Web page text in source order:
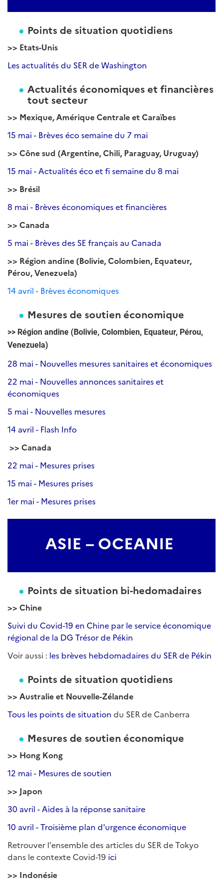
Points de situation quotidiens
>> Etats-Unis
Les actualités du SER de Washington
Actualités économiques et financières
tout secteur
>> Mexique, Amérique Centrale et Caraïbes
15 mai - Brèves éco semaine du 7 mai
>> Cône sud (Argentine, Chili, Paraguay, Uruguay)
15 mai - Actualités éco et fi semaine du 8 mai
>> Brésil
8 mai - Brèves économiques et financières
>> Canada
5 mai - Brèves des SE français au Canada
>> Région andine (Bolivie, Colombien, Equateur,
Pérou, Venezuela)
14 avril - Brèves économiques
Mesures de soutien économique
>> Région andine (Bolivie, Colombien, Equateur, Pérou,
Venezuela)
28 mai - Nouvelles mesures sanitaires et économiques
22 mai - Nouvelles annonces sanitaires et
économiques
5 mai - Nouvelles mesures
14 avril - Flash Info
>> Canada
22 mai - Mesures prises
15 mai - Mesures prises
1er mai - Mesures prises
ASIE – OCEANIE
Points de situation bi-hedomadaires
>> Chine
Suivi du Covid-19 en Chine par le service économique
régional de la DG Trésor de Pékin
Voir aussi : les brèves hebdomadaires du SER de Pékin
Points de situation quotidiens
>> Australie et Nouvelle-Zélande
Tous les points de situation du SER de Canberra
Mesures de soutien économique
>> Hong Kong
12 mai - Mesures de soutien
>> Japon
30 avril - Aides à la réponse sanitaire
10 avril - Troisième plan d'urgence économique
Retrouver l'ensemble des articles du SER de Tokyo
dans le contexte Covid-19 ici
>> Indonésie